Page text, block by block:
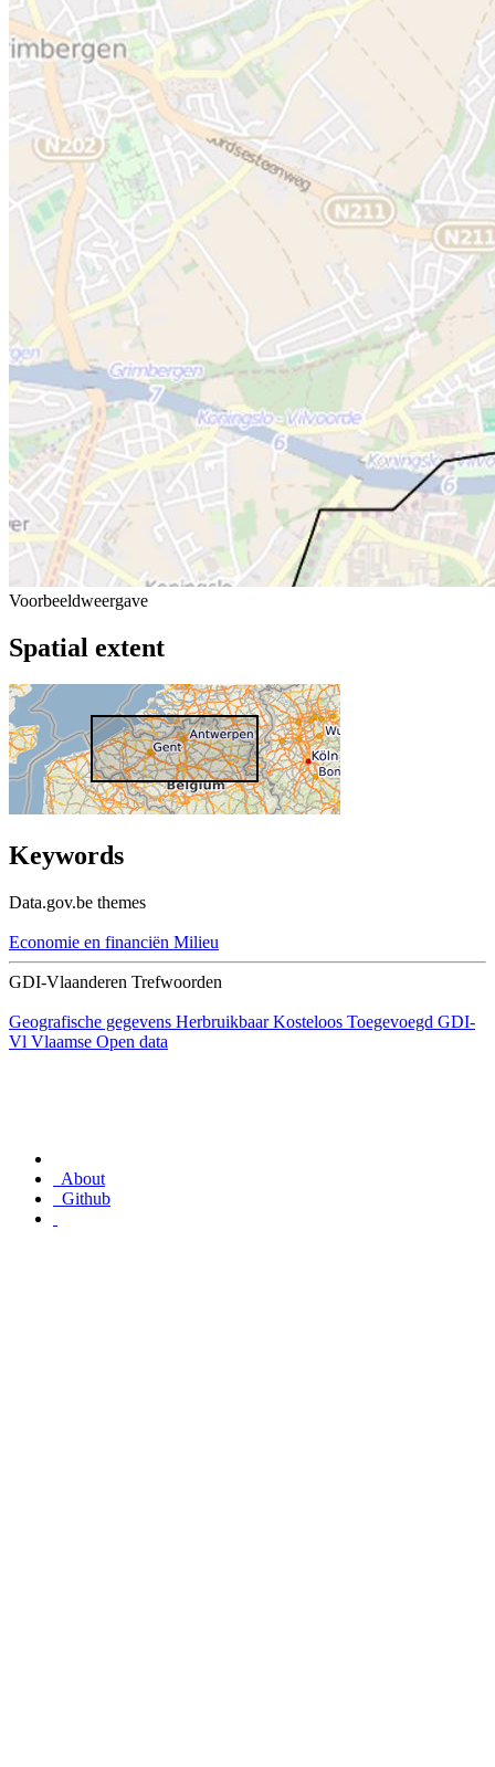
Voorbeeldweergave
Spatial extent
Keywords
Data.gov.be themes
Economie en financiën Milieu
GDI-Vlaanderen Trefwoorden
Geografische gegevens Herbruikbaar Kosteloos Toegevoegd GDI-
Vl Vlaamse Open data
About
Github